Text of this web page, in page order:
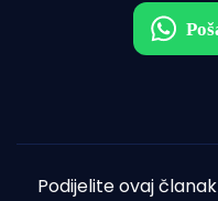
Podijelite ovaj članak